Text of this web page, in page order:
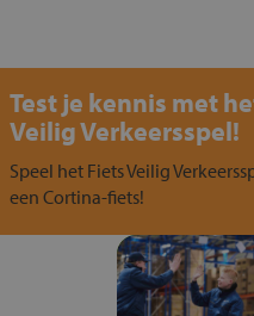
Test je kennis met
Veilig Verkeersspel!
Speel het Fiets Veilig
een Cortina-fiets!